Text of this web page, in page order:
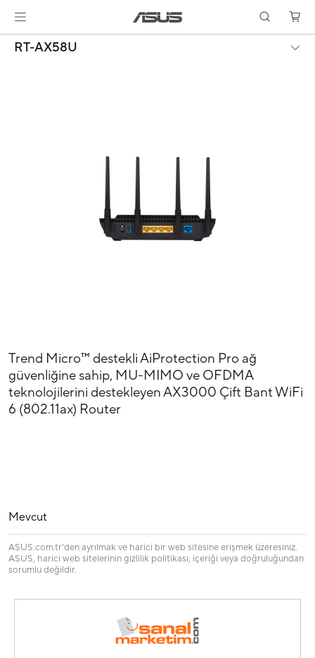
RT-AX58U
Trend Micro™ destekli AiProtection Pro ağ
güvenliğine sahip, MU-MIMO ve OFDMA
teknolojilerini destekleyen AX3000 Çift Bant WiFi
6 (802.11ax) Router
Mevcut
ASUS.com.tr'den ayrılmak ve harici bir web sitesine erişmek üzeresiniz.
ASUS, harici web sitelerinin gizlilik politikası, içeriği veya doğruluğundan
sorumlu değildir.